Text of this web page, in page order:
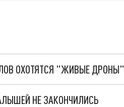
ОХОТЯТСЯ "ЖИВЫЕ ДРОНЫ"
НЕ ЗАКОНЧИЛИСЬ